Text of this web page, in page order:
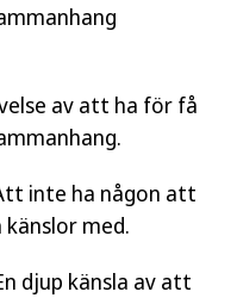
av att ha för få
inte ha någon att
med.
djup känsla av att